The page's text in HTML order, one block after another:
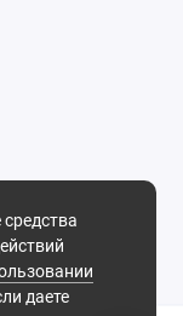
даете